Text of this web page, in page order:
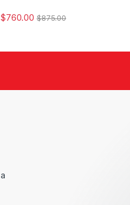
$760.00 $875.00